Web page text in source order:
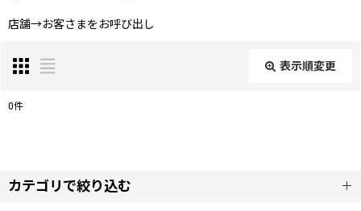
店舗→お客さまをお呼び出し
表示順変更
表示数 :
0件
カテゴリで絞り込む